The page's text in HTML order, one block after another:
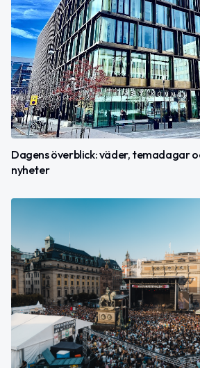
Dagens överblick: väder, temadagar
nyheter